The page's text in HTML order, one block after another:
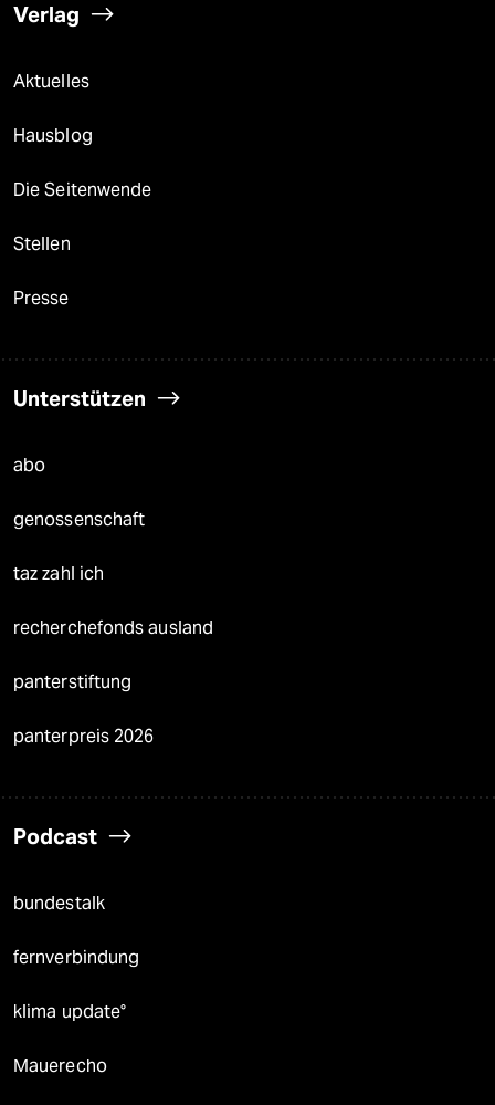
Verlag
Aktuelles
Hausblog
Die Seitenwende
Stellen
Presse
Unterstützen
abo
genossenschaft
taz zahl ich
recherchefonds ausland
panterstiftung
panterpreis 2026
Podcast
bundestalk
fernverbindung
klima update°
Mauerecho